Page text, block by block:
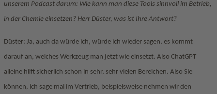
unserem Podcast darum: Wie kann man diese Tools sinnvoll im Betrieb,
in der Chemie einsetzen? Herr Düster, was ist Ihre Antwort?
Düster: Ja, auch da würde ich, würde ich wieder sagen, es kommt
darauf an, welches Werkzeug man jetzt wie einsetzt. Also ChatGPT
alleine hilft sicherlich schon in sehr, sehr vielen Bereichen. Also Sie
können, ich sage mal im Vertrieb, beispielsweise nehmen wir den